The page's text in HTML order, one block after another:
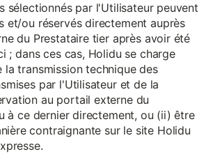
sélectionnés par l'Utilisateur peuvent
et/ou réservés directement auprès
du Prestataire tier après avoir été
; dans ces cas, Holidu se charge
la transmission technique des
par l'Utilisateur et de la
au portail externe du
à ce dernier directement, ou (ii) être
contraignante sur le site Holidu